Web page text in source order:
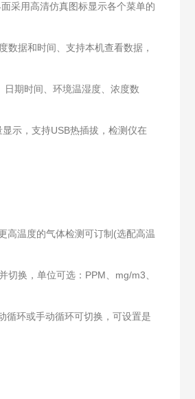
采用高清仿真图标显示各个菜单的
数据和时间、支持本机查看数据，
期时间、环境温湿度、浓度数
示，支持USB热插拔，检测仪在
高温度的气体检测可订制(选配高温
换，单位可选：PPM、mg/m3、
循环或手动循环可切换，可设置是